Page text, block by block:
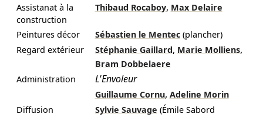
Assistanat à la
construction
Thibaud Rocaboy, Max Delaire
Peintures décor Sébastien le Mentec (plancher)
Regard extérieur
Stéphanie Gaillard, Marie Molliens,
Bram Dobbelaere
Administration
L'Envoleur
Guillaume Cornu, Adeline Morin
Diffusion
Sylvie Sauvage (Émile Sabord